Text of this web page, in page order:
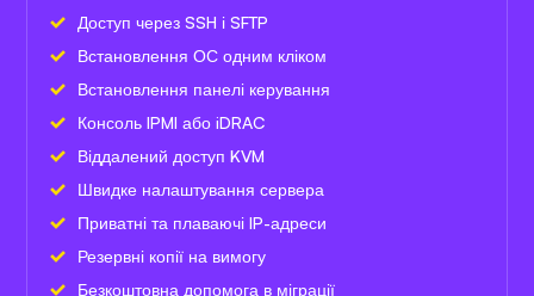
Доступ через SSH і SFTP
Встановлення ОС одним кліком
Встановлення панелі керування
Консоль IPMI або iDRAC
Віддалений доступ KVM
Швидке налаштування сервера
Приватні та плаваючі IP-адреси
Резервні копії на вимогу
Безкоштовна допомога в міграції